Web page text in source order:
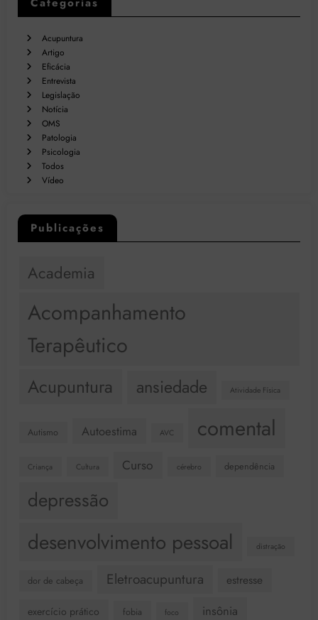
Acupuntura
Artigo
Eficácia
Entrevista
Legislação
Notícia
OMS
Patologia
Psicologia
Todos
Vídeo
Publicações
Academia
Acompanhamento
Terapêutico
Acupuntura ansiedade Atividade Física
Autismo Autoestima AVC comental
Criança Cultura Curso cérebro dependência
depressão
desenvolvimento pessoal distração
dor de cabeça Eletroacupuntura estresse
exercício prático fobia foco insônia